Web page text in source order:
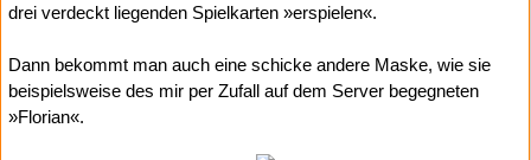
drei verdeckt liegenden Spielkarten »erspielen«.
Dann bekommt man auch eine schicke andere Maske, wie sie
beispielsweise des mir per Zufall auf dem Server begegneten
»Florian«.